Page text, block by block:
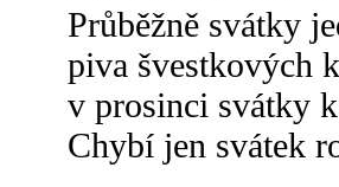
Průběžně svátky
piva švestkových
v prosinci svátky
Chybí jen svátek